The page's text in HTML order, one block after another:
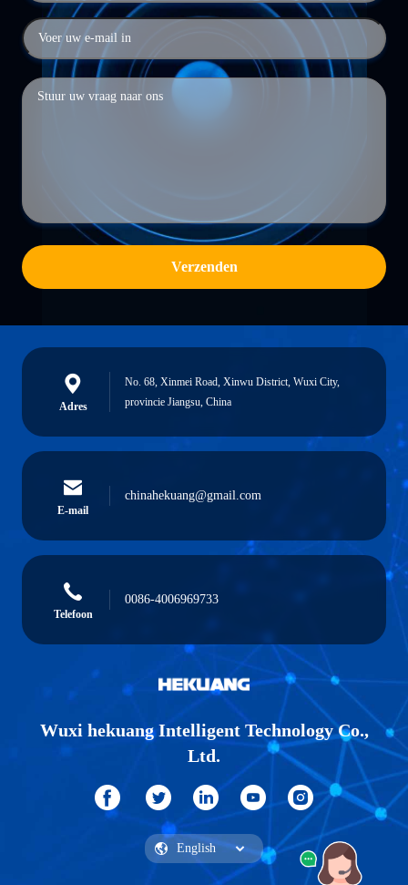
Verzenden
Adres
No. 68, Xinmei Road, Xinwu District, Wuxi City,
provincie Jiangsu, China
E-mail
chinahekuang@gmail.com
Telefoon
0086-4006969733
Wuxi hekuang Intelligent Technology Co.,
Ltd.